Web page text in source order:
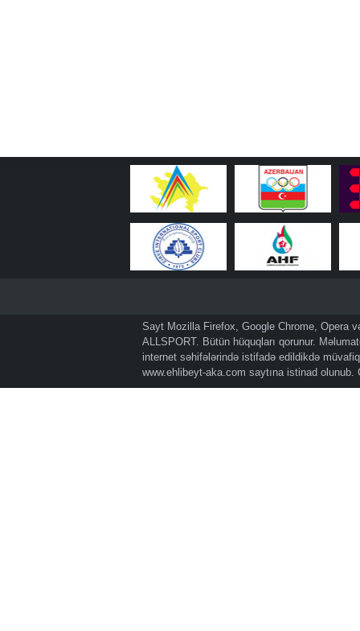
Sayt Mozilla Firefox, Google Chrome, Opera
ALLSPORT. Bütün hüquqları qorunur.
internet səhifələrində istifadə edildikdə
www.ehlibeyt-aka.com saytına istinad olunub.